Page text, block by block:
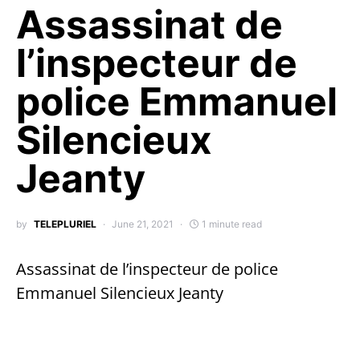
Assassinat de
l’inspecteur de
police Emmanuel
Silencieux
Jeanty
by TELEPLURIEL June 21, 2021 1 minute read
Assassinat de l’inspecteur de police
Emmanuel Silencieux Jeanty